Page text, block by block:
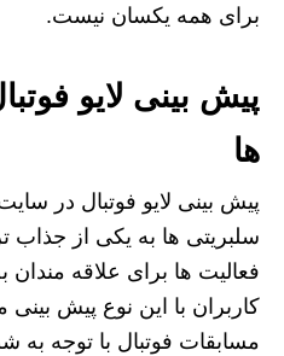
برای همه یکسان نیست.
پیش بینی لایو
ها
پیش‌ بینی لایو فوتبال در
سلبریتی ها به یکی از جذاب‌
فعالیت‌ ها برای علاقه‌
کاربران با این نوع پیش‌
مسابقات فوتبال با توجه به